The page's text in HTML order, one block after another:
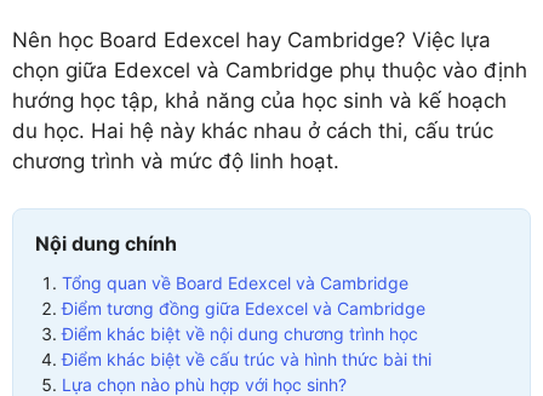
Nên học Board Edexcel hay Cambridge? Việc lựa
chọn giữa Edexcel và Cambridge phụ thuộc vào định
hướng học tập, khả năng của học sinh và kế hoạch
du học. Hai hệ này khác nhau ở cách thi, cấu trúc
chương trình và mức độ linh hoạt.
Nội dung chính
Tổng quan về Board Edexcel và Cambridge
Điểm tương đồng giữa Edexcel và Cambridge
Điểm khác biệt về nội dung chương trình học
Điểm khác biệt về cấu trúc và hình thức bài thi
Lựa chọn nào phù hợp với học sinh?